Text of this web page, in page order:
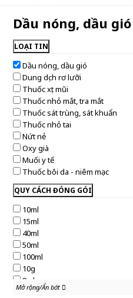
Dầu nóng, dầu gió
LOẠI TIN
Dầu nóng, dầu gió
Dung dịch rơ lưỡi
Thuốc xịt mũi
Thuốc nhỏ mắt, tra mắt
Thuốc sát trùng, sát khuẩn
Thuốc nhỏ tai
Nứt nẻ
Oxy già
Muối y tế
Thuốc bôi da - niêm mạc
QUY CÁCH ĐÓNG GÓI
10ml
15ml
40ml
50ml
100ml
10g
8ml
24ml
Mở rộng/Ẩn bớt
Mở rộng/Ẩn bớt